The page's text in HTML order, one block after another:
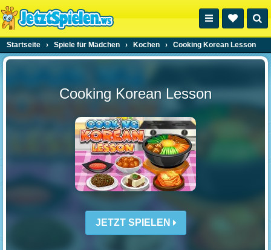
Startseite › Spiele für Mädchen › Kochen › Cooking Korean Lesson
Cooking Korean Lesson
JETZT SPIELEN